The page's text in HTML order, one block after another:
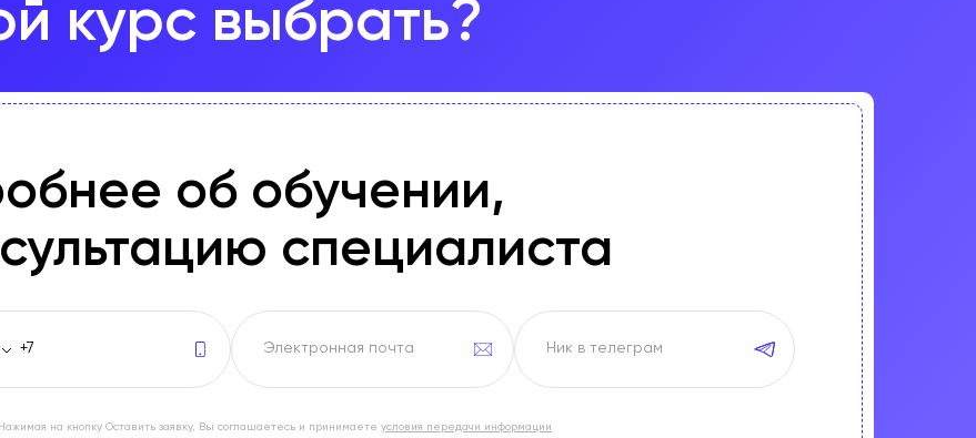
курс выбрать?
об обучении,
специалиста
Нажимая на кнопку Оставить заявку, Вы соглашаетесь и принимаете условия передачи информации